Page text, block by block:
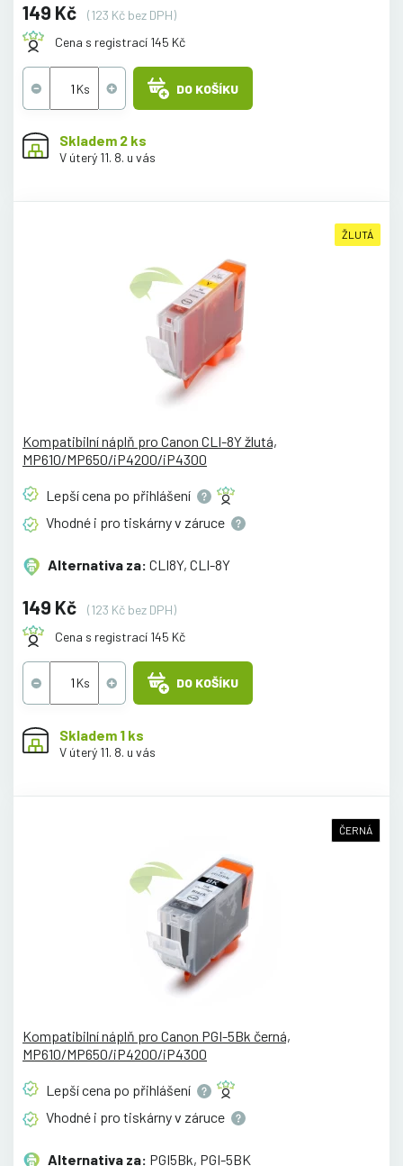
149 Kč
(123 Kč bez DPH)
Cena s registrací 145 Kč
DO KOŠÍKU
Skladem 2 ks
V úterý 11. 8. u vás
ŽLUTÁ
Kompatibilní náplň pro Canon CLI-8Y žlutá,
MP610/MP650/iP4200/iP4300
Lepší cena po přihlášení
Vhodné i pro tiskárny v záruce
Alternativa za: CLI8Y, CLI-8Y
149 Kč
(123 Kč bez DPH)
Cena s registrací 145 Kč
DO KOŠÍKU
Skladem 1 ks
V úterý 11. 8. u vás
ČERNÁ
Kompatibilní náplň pro Canon PGI-5Bk černá,
MP610/MP650/iP4200/iP4300
Lepší cena po přihlášení
Vhodné i pro tiskárny v záruce
Alternativa za: PGI5Bk, PGI-5BK